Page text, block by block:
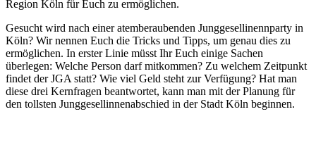
Region Köln für Euch zu ermöglichen.
Gesucht wird nach einer atemberaubenden Junggesellinennparty in
Köln? Wir nennen Euch die Tricks und Tipps, um genau dies zu
ermöglichen. In erster Linie müsst Ihr Euch einige Sachen
überlegen: Welche Person darf mitkommen? Zu welchem Zeitpunkt
findet der JGA statt? Wie viel Geld steht zur Verfügung? Hat man
diese drei Kernfragen beantwortet, kann man mit der Planung für
den tollsten Junggesellinnenabschied in der Stadt Köln beginnen.